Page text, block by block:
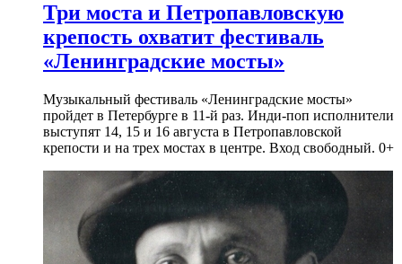
Три моста и Петропавловскую
крепость охватит фестиваль
«Ленинградские мосты»
Музыкальный фестиваль «Ленинградские мосты»
пройдет в Петербурге в 11-й раз. Инди-поп исполнители
выступят 14, 15 и 16 августа в Петропавловской
крепости и на трех мостах в центре. Вход свободный. 0+